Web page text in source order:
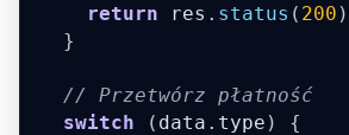
return res . status ( 200 )
}
// Przetwórz płatność
switch
( data . type )
{